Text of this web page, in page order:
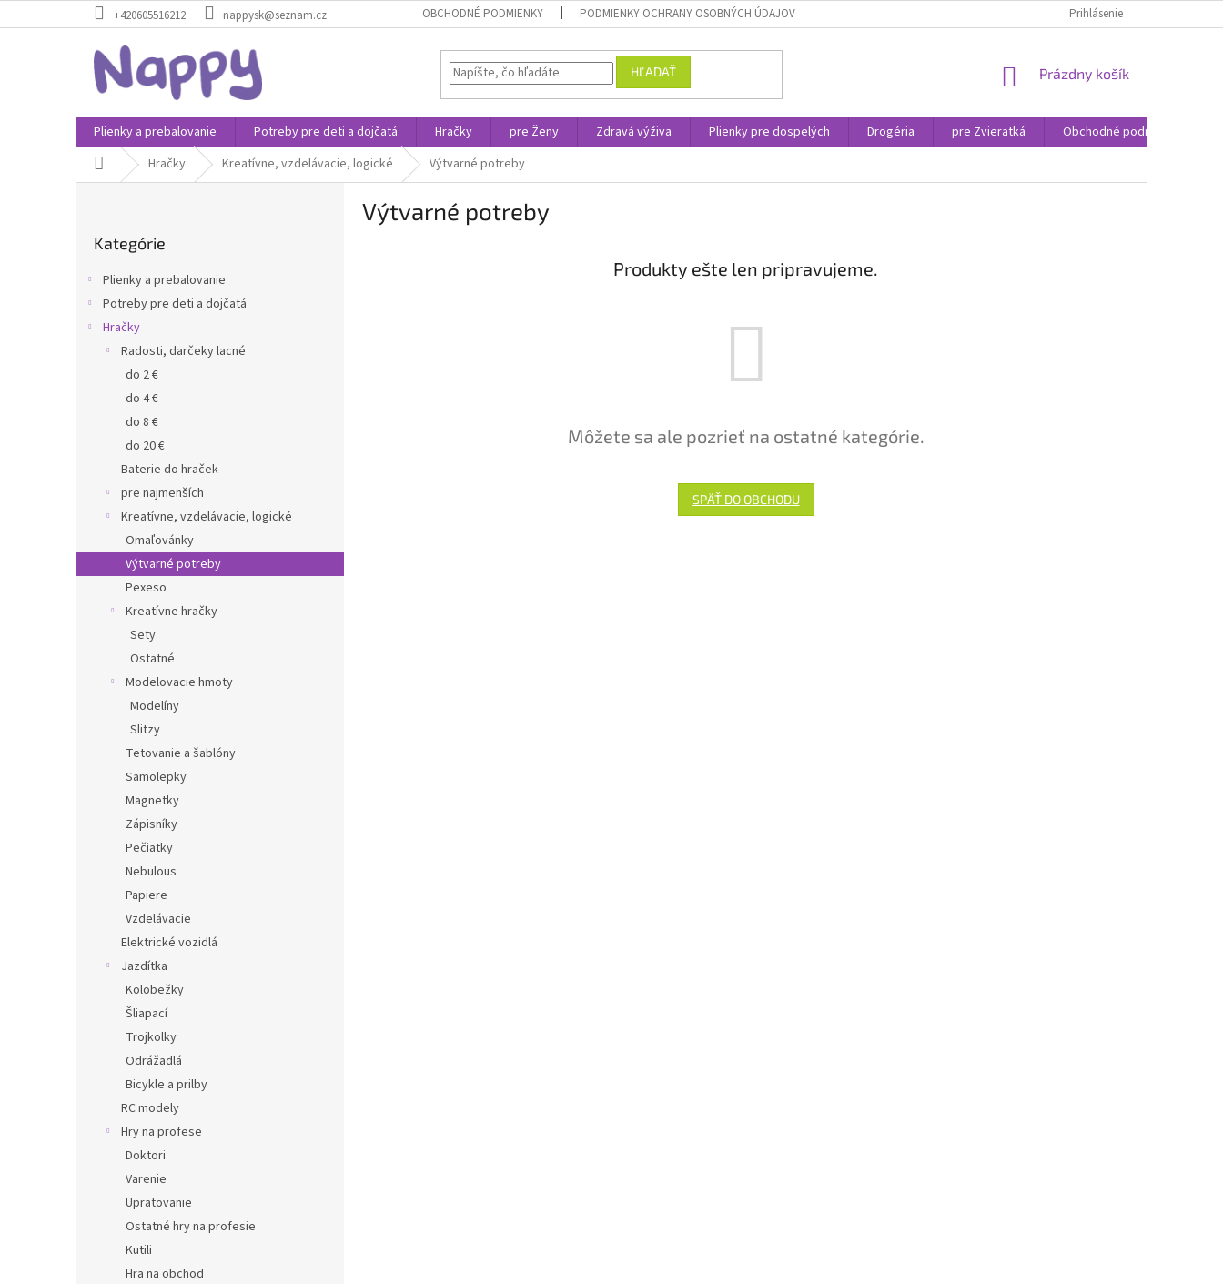
na
+420605516212 nappysk@seznam.cz OBCHODNÉ PODMIENKY PODMIENKY OCHRANY OSOBNÝCH ÚDAJOV Prihlásenie
HĽADAŤ
NÁKUPNÝ
Prázdny košík
Plienky a prebalovanie Potreby pre deti a dojčatá Hračky pre Ženy Zdravá výživa Plienky pre dospelých Drogéria pre Zvieratká Obchodné podmienky
DomovHračky Kreatívne, vzdelávacie, logické Výtvarné potreby
kategórie
Kategórie
Plienky a prebalovanie
Potreby pre deti a dojčatá
Hračky
Radosti, darčeky lacné
do 2 €
do 4 €
do 8 €
do 20 €
Baterie do hraček
pre najmenších
Kreatívne, vzdelávacie, logické
Omaľovánky
Výtvarné potreby
Pexeso
Kreatívne hračky
Sety
Ostatné
Modelovacie hmoty
Modelíny
Slitzy
Tetovanie a šablóny
Samolepky
Magnetky
Zápisníky
Pečiatky
Nebulous
Papiere
Vzdelávacie
Elektrické vozidlá
Jazdítka
Kolobežky
Šliapací
Trojkolky
Odrážadlá
Bicykle a prilby
RC modely
Hry na profese
Doktori
Varenie
Upratovanie
Ostatné hry na profesie
Kutili
Hra na obchod
Výtvarné potreby
Produkty ešte len pripravujeme.
Môžete sa ale pozrieť na ostatné kategórie.
SPÄŤ DO OBCHODU